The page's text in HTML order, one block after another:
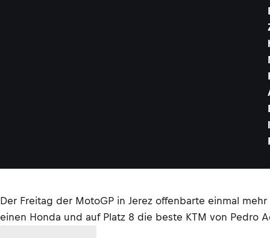
Der Freitag der MotoGP in Jerez offenbarte einmal
einen Honda und auf Platz 8 die beste KTM von Pedro